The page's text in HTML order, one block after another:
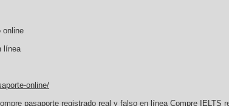
online
línea
online/
pasaporte registrado real y falso en línea Compre IELTS